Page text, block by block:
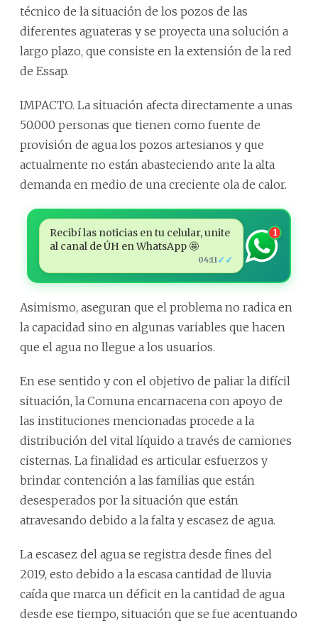
técnico de la situación de los pozos de las
diferentes aguateras y se proyecta una solución a
largo plazo, que consiste en la extensión de la red
de Essap.
IMPACTO. La situación afecta directamente a unas
50.000 personas que tienen como fuente de
provisión de agua los pozos artesianos y que
actualmente no están abasteciendo ante la alta
demanda en medio de una creciente ola de calor.
Recibí las noticias en tu celular, unite
al canal de ÚH en WhatsApp 🤩
04:11✓✓
1
Asimismo, aseguran que el problema no radica en
la capacidad sino en algunas variables que hacen
que el agua no llegue a los usuarios.
En ese sentido y con el objetivo de paliar la difícil
situación, la Comuna encarnacena con apoyo de
las instituciones mencionadas procede a la
distribución del vital líquido a través de camiones
cisternas. La finalidad es articular esfuerzos y
brindar contención a las familias que están
desesperados por la situación que están
atravesando debido a la falta y escasez de agua.
La escasez del agua se registra desde fines del
2019, esto debido a la escasa cantidad de lluvia
caída que marca un déficit en la cantidad de agua
desde ese tiempo, situación que se fue acentuando